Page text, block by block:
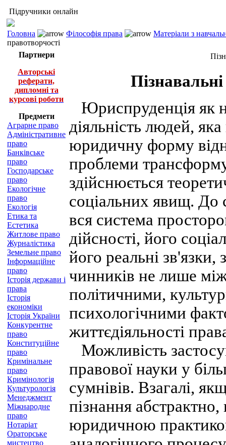
Підручники онлайн
Головна Філософія права
Матеріали з
правотворчості
Партнери
Авторські
реферати,
дипломні та
курсові роботи
Предмети
Аграрне право
Адміністративне
право
Банківське
право
Господарське
право
Екологічне
право
Екологія
Етика та
Естетика
Житлове право
Журналістика
Земельне право
Інформаційне
право
Історія держави і
права
Історія
економіки
Історія України
Конкурентне
право
Конституційне
право
Кримінальне
право
Кримінологія
Культурологія
Менеджмент
Міжнародне
право
Нотаріат
Ораторське
мистецтво
Юриспруденція як
діяльність людей,
юридичну форму
проблеми
здійснюється
соціальних явищ. До
вся система
дійсності, його
його реальні зв'язки,
чинників не лише
політичними,
психологічними
життєдіяльності
Можливість
правової науки у
сумнівів. Взагалі,
пізнання
юридичною